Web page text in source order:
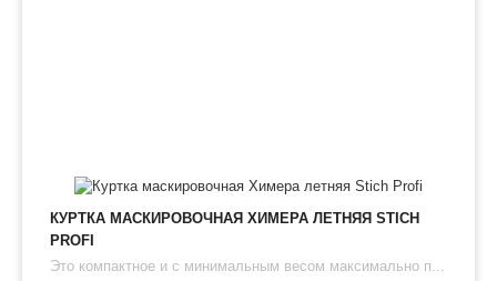
КУРТКА МАСКИРОВОЧНАЯ ХИМЕРА ЛЕТНЯЯ STICH
PROFI
Это компактное и с минимальным весом максимально п...